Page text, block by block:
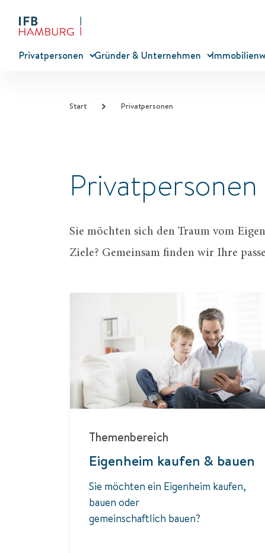
Privatpersonen Gründer & Unternehmen
Start Privatpersonen
Privatpersonen
Sie möchten sich den Traum vom
Ziele? Gemeinsam finden wir Ihre
Themenbereich
Eigenheim kaufen & bauen
Sie möchten ein Eigenheim kaufen,
bauen oder
gemeinschaftlich bauen?